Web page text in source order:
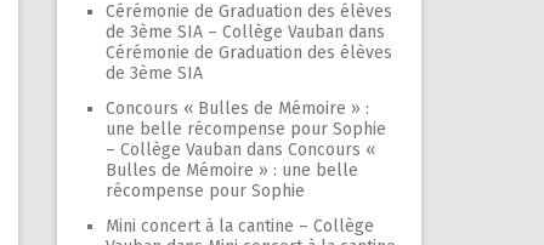
Cérémonie de Graduation des élèves
de 3ème SIA – Collège Vauban dans
Cérémonie de Graduation des élèves
de 3ème SIA
Concours « Bulles de Mémoire » :
une belle récompense pour Sophie
– Collège Vauban dans Concours «
Bulles de Mémoire » : une belle
récompense pour Sophie
Mini concert à la cantine – Collège